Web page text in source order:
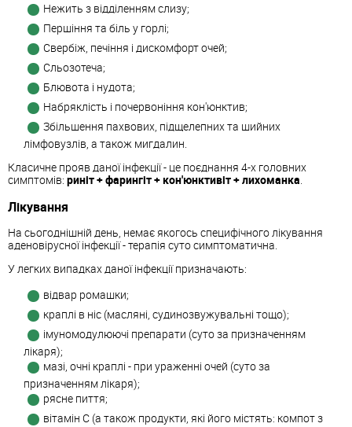
Нежить з відділенням слизу;
Першіння та біль у горлі;
Свербіж, печіння і дискомфорт очей;
Сльозотеча;
Блювота і нудота;
Набряклість і почервоніння кон'юнктив;
Збільшення пахвових, підщелепних та шийних
лімфовузлів, а також мигдалин.
Класичне прояв даної інфекції - це поєднання 4-х головних
симптомів: риніт + фарингіт + кон'юнктивіт + лихоманка.
Лікування
На сьогоднішній день, немає якогось специфічного лікування
аденовірусної інфекції - терапія суто симптоматична.
У легких випадках даної інфекції призначають:
відвар ромашки;
краплі в ніс (масляні, судинозвужувальні тощо);
імуномодулюючі препарати (суто за призначенням
лікаря);
мазі, очні краплі - при ураженні очей (суто за
призначенням лікаря);
рясне пиття;
вітамін С (а також продукти, які його містять: компот з